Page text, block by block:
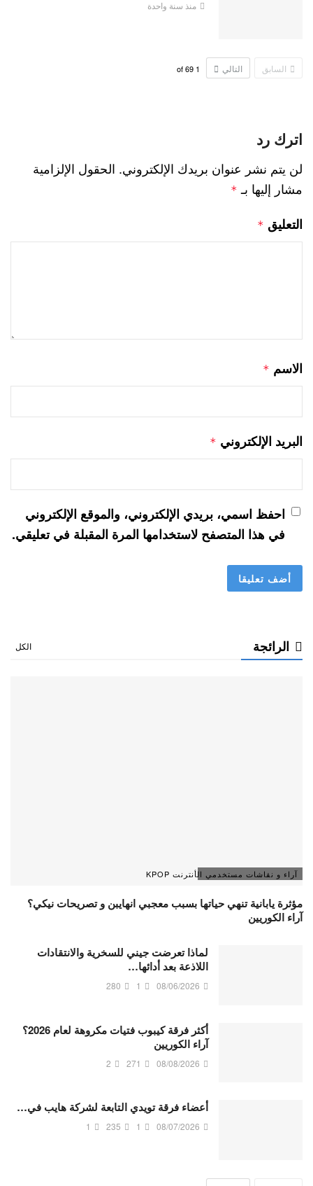
منذ سنة واحدة
السابق التالي 1
69
اترك رد
لن يتم نشر عنوان بريدك الإلكتروني. الحقول الإلزامية
مشار إليها بـ *
التعليق *
الاسم *
البريد الإلكتروني *
احفظ اسمي، بريدي الإلكتروني، والموقع الإلكتروني
في هذا المتصفح لاستخدامها المرة المقبلة في تعليقي.
الرائجة الكل
آراء و نقاشات مستخدمي الأنترنت KPOP
مؤثرة يابانية تنهي حياتها بسبب معجبي انهايبن و تصريحات نيكي؟
آراء الكوريين
لماذا تعرضت جيني للسخرية والانتقادات
اللاذعة بعد أدائها…
08/06/2026
1
280
أكثر فرقة كيبوب فتيات مكروهة لعام 2026؟
آراء الكوريين
08/08/2026
271
2
أعضاء فرقة تويدي التابعة لشركة هايب في…
08/07/2026
1
235
1